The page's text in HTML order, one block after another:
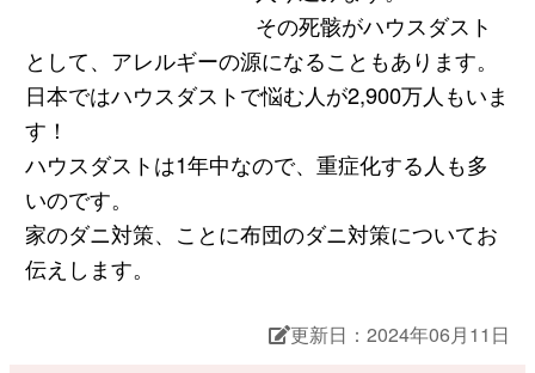
その死骸がハウスダスト
として、アレルギーの源になることもあります。
日本ではハウスダストで悩む人が2,900万人もいま
す！
ハウスダストは1年中なので、重症化する人も多
いのです。
家のダニ対策、ことに布団のダニ対策についてお
伝えします。
更新日：2024年06月11日